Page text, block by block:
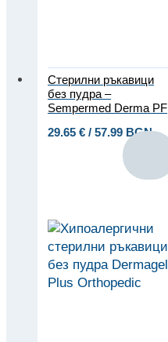
Стерилни ръкавици
без пудра –
Sempermed Derma PF
29.65 € / 57.99 BGN